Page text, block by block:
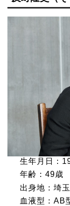
生年月日：
年齢：49歳
出身地：埼
血液型：AB